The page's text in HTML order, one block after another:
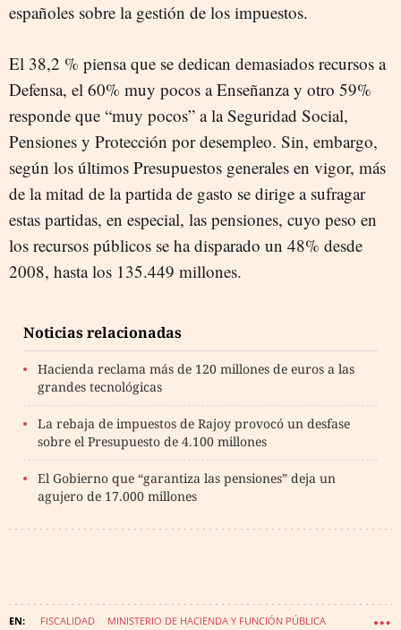
españoles sobre la gestión de los impuestos.
El 38,2 % piensa que se dedican demasiados recursos a
Defensa, el 60% muy pocos a Enseñanza y otro 59%
responde que “muy pocos” a la Seguridad Social,
Pensiones y Protección por desempleo. Sin, embargo,
según los últimos Presupuestos generales en vigor, más
de la mitad de la partida de gasto se dirige a sufragar
estas partidas, en especial, las pensiones, cuyo peso en
los recursos públicos se ha disparado un 48% desde
2008, hasta los 135.449 millones.
Noticias relacionadas
Hacienda reclama más de 120 millones de euros a las
grandes tecnológicas
La rebaja de impuestos de Rajoy provocó un desfase
sobre el Presupuesto de 4.100 millones
El Gobierno que “garantiza las pensiones” deja un
agujero de 17.000 millones
FISCALIDAD MINISTERIO DE HACIENDA Y FUNCIÓN PÚBLICA